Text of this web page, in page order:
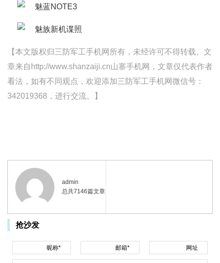
【本文版权归三防军工手机网所有，未经许可不得转载。文
章来自http://www.shanzaiji.cn山寨手机网，文章仅代表作者
看法，如有不同观点，欢迎添加三防军工手机网微信号：
342019368，进行交流。】
admin
总共7146篇文章
抢沙发
昵称* 邮箱* 网址